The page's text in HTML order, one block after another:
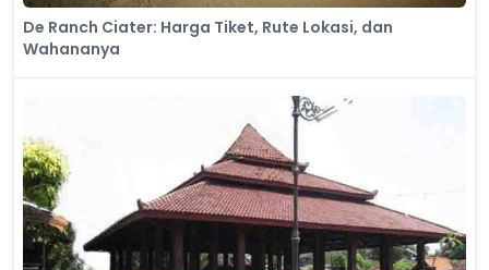
De Ranch Ciater: Harga Tiket, Rute Lokasi, dan
Wahananya